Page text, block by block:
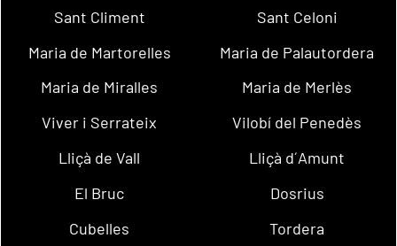
Sant Climent
Sant Celoni
Maria de Martorelles
Maria de Palautordera
Maria de Miralles
Maria de Merlès
Viver i Serrateix
Vilobí del Penedès
Lliçà de Vall
Lliçà d´Amunt
El Bruc
Dosrius
Cubelles
Tordera